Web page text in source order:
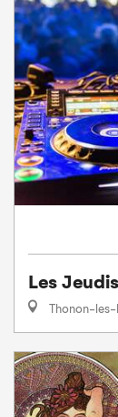
Les
Thonon-les-